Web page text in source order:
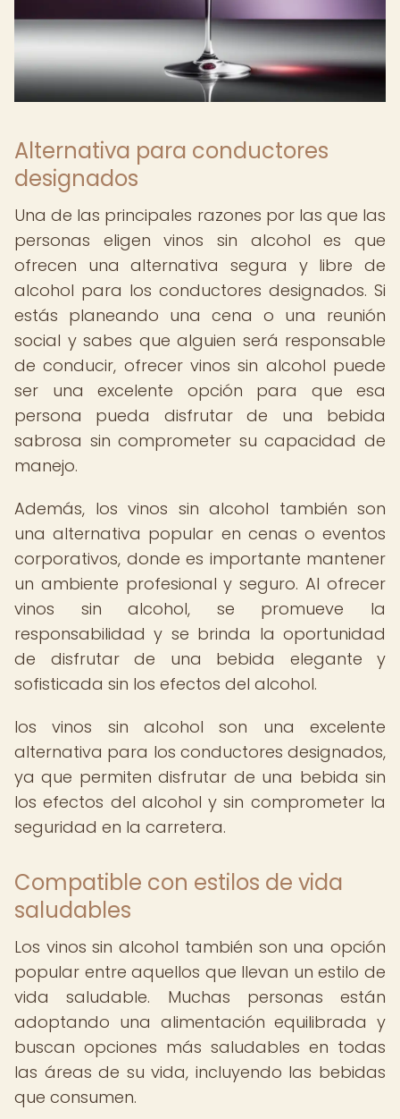
Alternativa para conductores
designados
Una de las principales razones por las que las
personas eligen vinos sin alcohol es que
ofrecen una alternativa segura y libre de
alcohol para los conductores designados. Si
estás planeando una cena o una reunión
social y sabes que alguien será responsable
de conducir, ofrecer vinos sin alcohol puede
ser una excelente opción para que esa
persona pueda disfrutar de una bebida
sabrosa sin comprometer su capacidad de
manejo.
Además, los vinos sin alcohol también son
una alternativa popular en cenas o eventos
corporativos, donde es importante mantener
un ambiente profesional y seguro. Al ofrecer
vinos sin alcohol, se promueve la
responsabilidad y se brinda la oportunidad
de disfrutar de una bebida elegante y
sofisticada sin los efectos del alcohol.
los vinos sin alcohol son una excelente
alternativa para los conductores designados,
ya que permiten disfrutar de una bebida sin
los efectos del alcohol y sin comprometer la
seguridad en la carretera.
Compatible con estilos de vida
saludables
Los vinos sin alcohol también son una opción
popular entre aquellos que llevan un estilo de
vida saludable. Muchas personas están
adoptando una alimentación equilibrada y
buscan opciones más saludables en todas
las áreas de su vida, incluyendo las bebidas
que consumen.